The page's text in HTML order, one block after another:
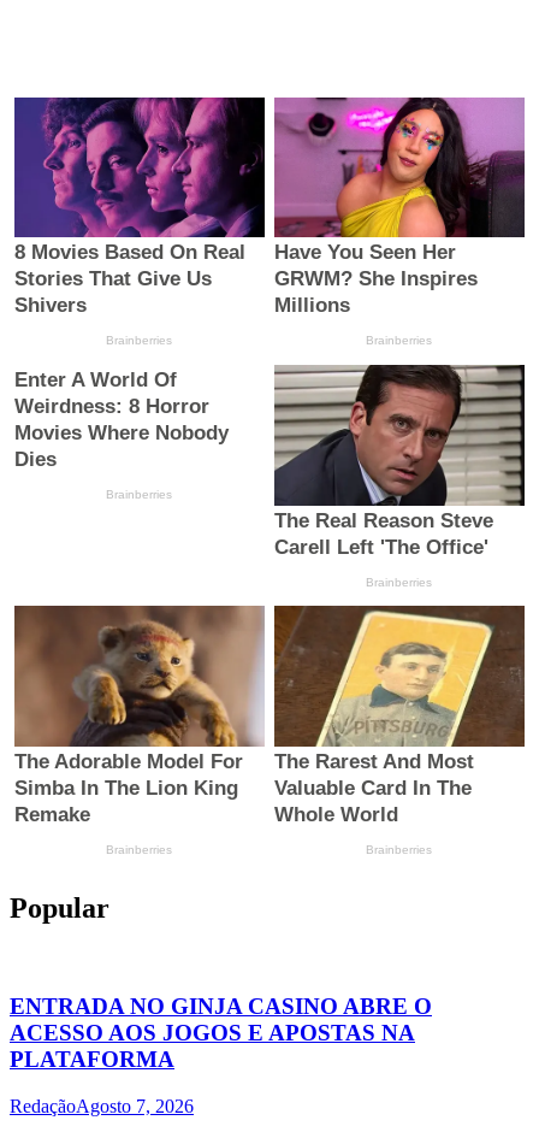
Popular
ENTRADA NO GINJA CASINO ABRE O
ACESSO AOS JOGOS E APOSTAS NA
PLATAFORMA
RedaçãoAgosto 7, 2026